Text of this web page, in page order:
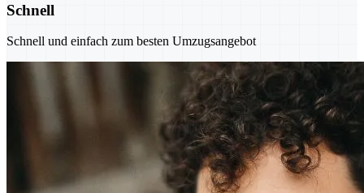
Schnell
Schnell und einfach zum besten Umzugsangebot